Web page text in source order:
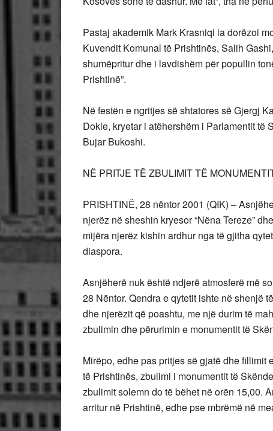
Pastaj akademik Mark Krasniqi ia dorëzoi
Kuvendit Komunal të Prishtinës, Salih
shumëpritur dhe i lavdishëm për popullin
Prishtinë”.
Në festën e ngritjes së shtatores së Gjergj
Dokle, kryetar i atëhershëm i Parlamentit
Bujar Bukoshi.
NË PRITJE TË ZBULIMIT TË
PRISHTINË, 28 nëntor 2001 (QIK) –
njerëz në sheshin kryesor “Nëna Tereze”
mijëra njerëz kishin ardhur nga të gjitha
diaspora.
Asnjëherë nuk është ndjerë atmosferë më
28 Nëntor. Qendra e qytetit ishte në shenjë
dhe njerëzit që poashtu, me një durim të
zbulimin dhe përurimin e monumentit të
Mirëpo, edhe pas pritjes së gjatë dhe fillimit
të Prishtinës, zbulimi i monumentit të
zbulimit solemn do të bëhet në orën 15,00.
arritur në Prishtinë, edhe pse mbrëmë në